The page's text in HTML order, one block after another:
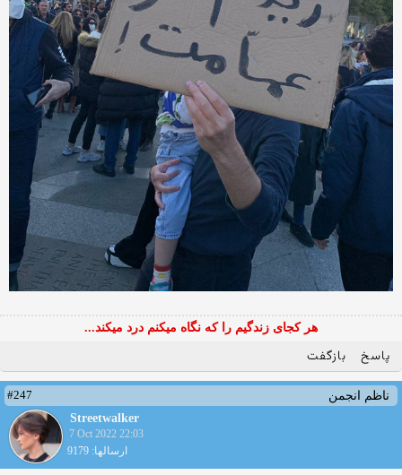
هر کجای زندگیم را که نگاه میکنم درد میکند...
پاسخ بازگفت
ناظم انجمن
#247
Streetwalker
7 Oct 2022 22:03
ارسالها: 9179